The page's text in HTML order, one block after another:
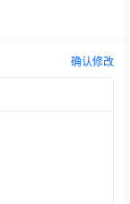
确认修改